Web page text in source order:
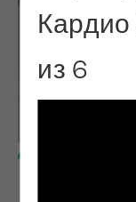
Кардио
из 6